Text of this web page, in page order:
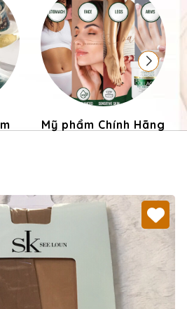
Mỹ phẩm Chính Hãng